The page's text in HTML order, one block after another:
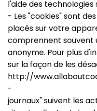
l'aide des technologies
- Les "cookies" sont
placés sur votre
comprennent souvent
anonyme. Pour plus
sur la façon de les
http://
-
journaux" suivent les